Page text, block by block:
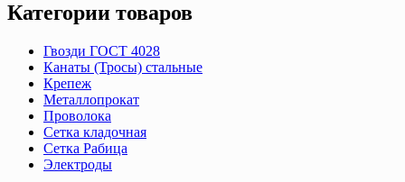
Категории товаров
Гвозди ГОСТ 4028
Канаты (Тросы) стальные
Крепеж
Металлопрокат
Проволока
Сетка кладочная
Сетка Рабица
Электроды